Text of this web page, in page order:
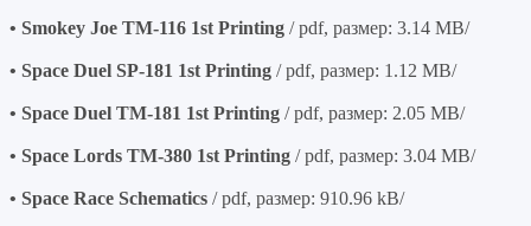
• Smokey Joe TM-116 1st Printing / pdf, размер: 3.14 MB/
• Space Duel SP-181 1st Printing / pdf, размер: 1.12 MB/
• Space Duel TM-181 1st Printing / pdf, размер: 2.05 MB/
• Space Lords TM-380 1st Printing / pdf, размер: 3.04 MB/
• Space Race Schematics / pdf, размер: 910.96 kB/